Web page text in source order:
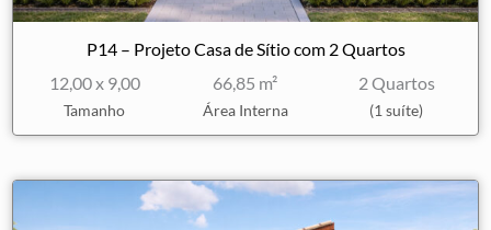
P14 – Projeto Casa de Sítio com 2 Quartos
12,00 x 9,00
Tamanho
66,85 m²
Área Interna
2 Quartos
(1 suíte)